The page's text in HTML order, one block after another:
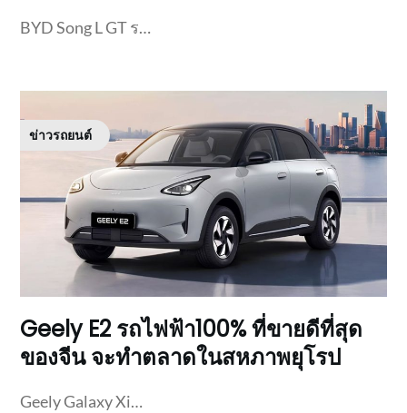
BYD Song L GT ร…
ข่าวรถยนต์
Geely E2 รถไฟฟ้า100% ที่ขายดีที่สุด
ของจีน จะทำตลาดในสหภาพยุโรป
Geely Galaxy Xi…